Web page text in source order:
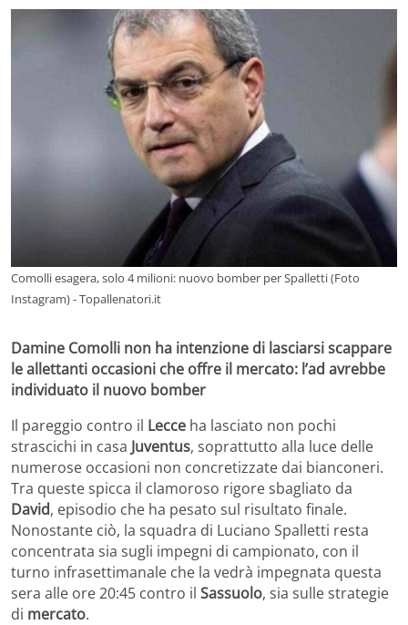
Comolli esagera, solo 4 milioni: nuovo bomber per Spalletti (Foto
Instagram) - Topallenatori.it
Damine Comolli non ha intenzione di lasciarsi scappare
le allettanti occasioni che offre il mercato: l’ad avrebbe
individuato il nuovo bomber
Il pareggio contro il Lecce ha lasciato non pochi
strascichi in casa Juventus, soprattutto alla luce delle
numerose occasioni non concretizzate dai bianconeri.
Tra queste spicca il clamoroso rigore sbagliato da
David, episodio che ha pesato sul risultato finale.
Nonostante ciò, la squadra di Luciano Spalletti resta
concentrata sia sugli impegni di campionato, con il
turno infrasettimanale che la vedrà impegnata questa
sera alle ore 20:45 contro il Sassuolo, sia sulle strategie
di mercato.